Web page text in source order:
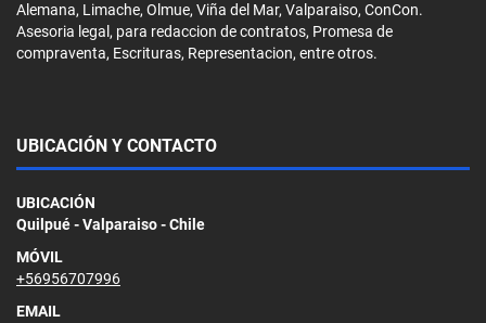
Alemana, Limache, Olmue, Viña del Mar, Valparaiso, ConCon.
Asesoria legal, para redaccion de contratos, Promesa de
compraventa, Escrituras, Representacion, entre otros.
UBICACIÓN Y CONTACTO
UBICACIÓN
Quilpué - Valparaiso - Chile
MÓVIL
+56956707996
EMAIL